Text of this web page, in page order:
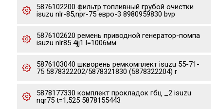
5876102200 фильтр топливный грубой очистки
isuzu nlr-85,npr-75 евро-3 8980959830 bvp
5876102620 ремень приводной генератор-помпа
isuzu nlr85 4jj1 l=1006мм
5876103040 шкворень ремкомплект isuzu 55-71-
75 5878322202/5878321830 (5878322204) r
5878177330 комплект прокладок гбц _2 isuzu
nqr75 t=1,525 5878155443